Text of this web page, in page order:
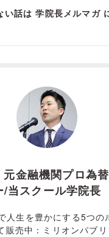
い話は学院長メルマガ
金融機関プロ為
/当スクール学院長
人生を豊かにする5つの
販売中：ミリオンパブ